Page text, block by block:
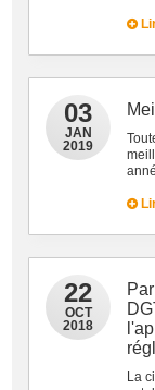
03
JAN
2019
22
OCT
2018
La